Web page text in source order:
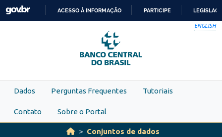
Skip to main content
PARA
O
CONTEÚDO
ACESSO À INFORMAÇÃO PARTICIPE
ENGLISH
Dados Perguntas Frequentes Tutoriais
Contato Sobre o Portal
Conjuntos de dados